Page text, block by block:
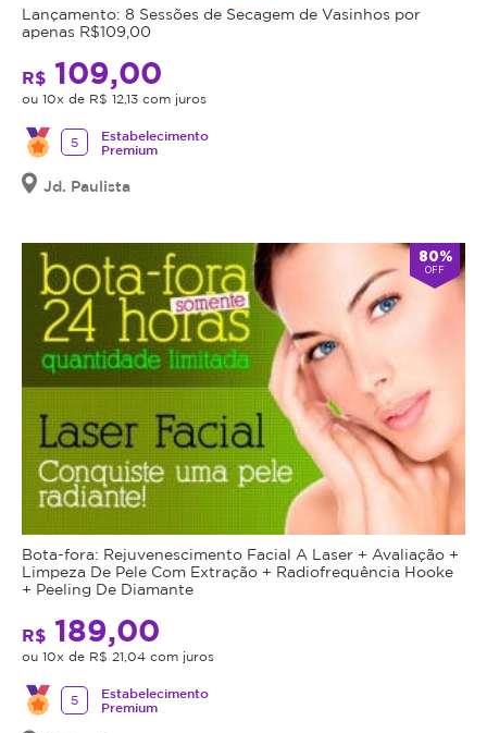
Lançamento: 8 Sessões de Secagem de Vasinhos por
apenas R$109,00
R$ 109,00
ou 10x de R$ 12,13 com juros
5
Estabelecimento
Premium
Jd. Paulista
80%
OFF
Bota-fora: Rejuvenescimento Facial A Laser + Avaliação +
Limpeza De Pele Com Extração + Radiofrequência Hooke
+ Peeling De Diamante
R$ 189,00
ou 10x de R$ 21,04 com juros
5
Estabelecimento
Premium